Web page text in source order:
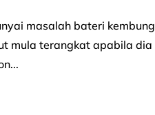
masalah bateri kembung
mula terangkat apabila dia